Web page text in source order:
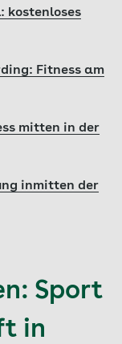
kostenloses
Fitness am
mitten in der
inmitten der
Sport
in